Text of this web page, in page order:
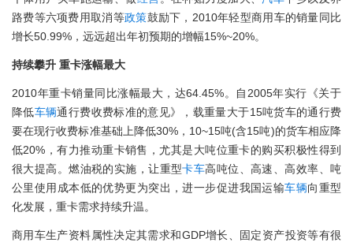
路费等六项费用取消等政策鼓励下，2010年轻型商用车的销量同比
增长50.99%，远远超出年初预期的增幅15%~20%。
持续攀升 重卡涨幅最大
2010年重卡销量同比涨幅最大，达64.45%。自2005年实行《关于
降低车辆通行费收费标准的意见》，载重量大于15吨货车的通行费
要在现行收费标准基础上降低30%，10~15吨(含15吨)的货车相应降
低20%，有力推动重卡销售，尤其是大吨位重卡的购买积极性得到
很大提高。燃油税的实施，让重型卡车高吨位、高速、高效率、吨
公里使用成本低的优势更为突出，进一步促进我国运输车辆向重型
化发展，重卡需求持续升温。
商用车生产资料属性决定其需求和GDP增长、固定资产投资等有很